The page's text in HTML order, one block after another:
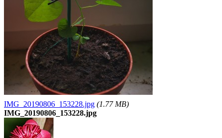
IMG_20190806_153228.jpg (1.77 MB)
IMG_20190806_153228.jpg